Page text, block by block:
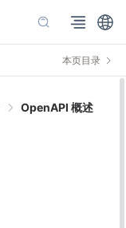
本页目录
OpenAPI 概述